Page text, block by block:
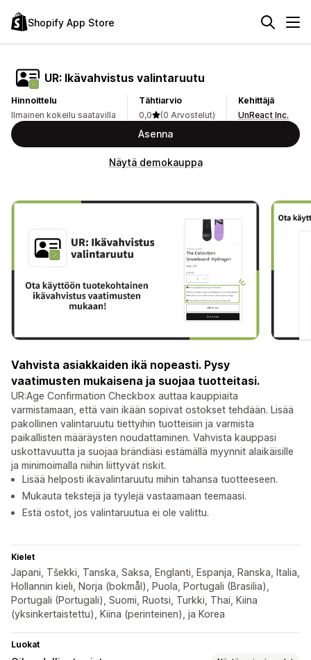
Shopify App Store
UR: Ikävahvistus valintaruutu
Hinnoittelu
Ilmainen kokeilu saatavilla
Tähtiarvio
0,0
(0 Arvostelut)
Kehittäjä
UnReact Inc.
Asenna
Näytä demokauppa
Vahvista asiakkaiden ikä nopeasti. Pysy
vaatimusten mukaisena ja suojaa tuotteitasi.
UR:Age Confirmation Checkbox auttaa kauppiaita
varmistamaan, että vain ikään sopivat ostokset tehdään. Lisää
pakollinen valintaruutu tiettyihin tuotteisiin ja varmista
paikallisten määräysten noudattaminen. Vahvista kauppasi
uskottavuutta ja suojaa brändiäsi estämällä myynnit alaikäisille
ja minimoimalla niihin liittyvät riskit.
Lisää helposti ikävalintaruutu mihin tahansa tuotteeseen.
Mukauta tekstejä ja tyylejä vastaamaan teemaasi.
Estä ostot, jos valintaruutua ei ole valittu.
Kielet
Japani, Tšekki, Tanska, Saksa, Englanti, Espanja, Ranska, Italia,
Hollannin kieli, Norja (bokmål), Puola, Portugali (Brasilia),
Portugali (Portugali), Suomi, Ruotsi, Turkki, Thai, Kiina
(yksinkertaistettu), Kiina (perinteinen), ja Korea
Luokat